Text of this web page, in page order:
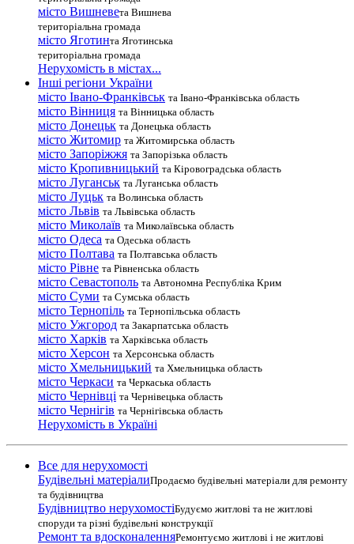
місто Вишневета Вишнева
територіальна громада
місто Яготинта Яготинська
територіальна громада
Нерухомість в містах...
Інші регіони України
місто Івано-Франківськ та Івано-Франківська область
місто Вінниця та Вінницька область
місто Донецьк та Донецька область
місто Житомир та Житомирська область
місто Запоріжжя та Запорізька область
місто Кропивницький та Кіровоградська область
місто Луганськ та Луганська область
місто Луцьк та Волинська область
місто Львів та Львівська область
місто Миколаїв та Миколаївська область
місто Одеса та Одеська область
місто Полтава та Полтавська область
місто Рівне та Рівненська область
місто Севастополь та Автономна Республіка Крим
місто Суми та Сумська область
місто Тернопіль та Тернопільська область
місто Ужгород та Закарпатська область
місто Харків та Харківська область
місто Херсон та Херсонська область
місто Хмельницький та Хмельницька область
місто Черкаси та Черкаська область
місто Чернівці та Чернівецька область
місто Чернігів та Чернігівська область
Нерухомість в Україні
Все для нерухомості
Будівельні матеріалиПродаємо будівельні матеріали для ремонту
та будівництва
Будівництво нерухомостіБудуємо житлові та не житлові
споруди та різні будівельні конструкції
Ремонт та вдосконаленняРемонтуємо житлові і не житлові